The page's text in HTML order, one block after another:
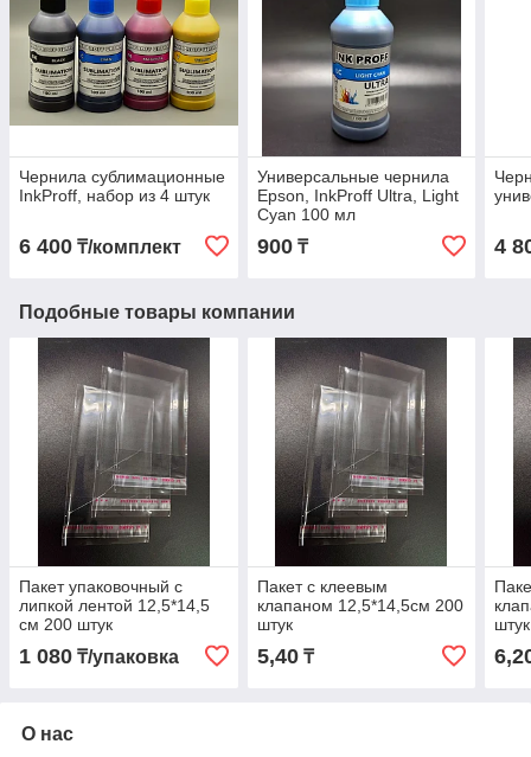
Чернила сублимационные
InkProff, набор из 4 штук
6 400 ₸/комплект
Универсальные чернила
Epson, InkProff Ultra, Light
Cyan 100 мл
900₸ 4
Подобные товары компании
Пакет упаковочный с
липкой лентой 12,5*14,5
см 200 штук
1 080 ₸/упаковка
Пакет с клеевым
клапаном 12,5*14,5см 200
штук
5,40₸
штук
О нас